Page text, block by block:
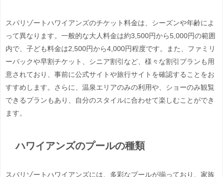
スパリゾートハワイアンズのチケット料金は、シーズンや年齢によ
って異なります。一般的な大人料金は約3,500円から5,000円の範囲
内で、子ども料金は2,500円から4,000円程度です。また、ファミリ
ーパックや早割チケット、シニア割引など、様々な割引プランも用
意されており、事前に公式サイトや旅行サイトを確認することをお
すすめします。さらに、温泉エリアのみの利用や、ショーのみ観覧
できるプランもあり、自分のスタイルに合わせて楽しむことができ
ます。
ハワイアンズのプールの種類
スパリゾートハワイアンズには、多彩なプールが揃っており、家族